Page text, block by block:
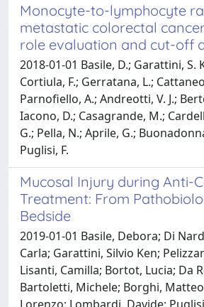
Monocyte-to-lymphocyte
metastatic colorectal
role evaluation and cut-off
2018-01-01 Basile, D.; Garattini, S.
Cortiula, F.; Gerratana, L.;
Parnofiello, A.; Andreotti, V. J.;
Iacono, D.; Casagrande, M.;
G.; Pella, N.; Aprile, G.;
Puglisi, F.
Mucosal Injury during Anti-
Treatment: From
Bedside
2019-01-01 Basile, Debora; Di
Carla; Garattini, Silvio Ken;
Lisanti, Camilla; Bortot, Lucia; Da
Bartoletti, Michele; Borghi,